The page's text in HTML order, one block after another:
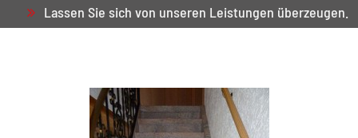
Lassen Sie sich von unseren Leistungen überzeugen.